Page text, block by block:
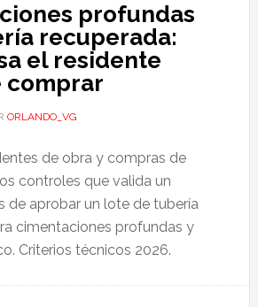
profundas
recuperada:
el residente
comprar
ORLANDO_VG
de obra y compras de
controles que valida un
de aprobar un lote de tubería
cimentaciones profundas y
Criterios técnicos 2026.